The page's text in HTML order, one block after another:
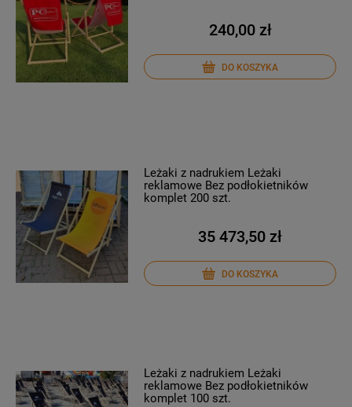
240,00 zł
DO KOSZYKA
Leżaki z nadrukiem Leżaki
reklamowe Bez podłokietników
komplet 200 szt.
35 473,50 zł
DO KOSZYKA
Leżaki z nadrukiem Leżaki
reklamowe Bez podłokietników
komplet 100 szt.